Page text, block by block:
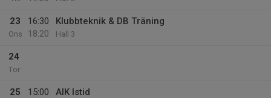
23
Ons
16:30
18:20
Klubbteknik & DB Träning
Hall 3
24
Tor
25
15:00
AIK Istid